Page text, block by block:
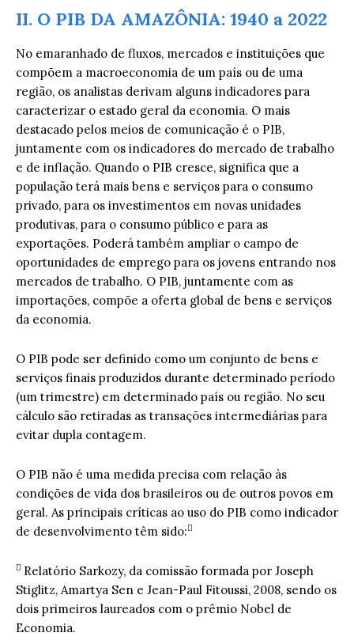
II. O PIB DA AMAZÔNIA: 1940 a 2022
No emaranhado de fluxos, mercados e instituições que
compõem a macroeconomia de um país ou de uma
região, os analistas derivam alguns indicadores para
caracterizar o estado geral da economia. O mais
destacado pelos meios de comunicação é o PIB,
juntamente com os indicadores do mercado de trabalho
e de inflação. Quando o PIB cresce, significa que a
população terá mais bens e serviços para o consumo
privado, para os investimentos em novas unidades
produtivas, para o consumo público e para as
exportações. Poderá também ampliar o campo de
oportunidades de emprego para os jovens entrando nos
mercados de trabalho. O PIB, juntamente com as
importações, compõe a oferta global de bens e serviços
da economia.
O PIB pode ser definido como um conjunto de bens e
serviços finais produzidos durante determinado período
(um trimestre) em determinado país ou região. No seu
cálculo são retiradas as transações intermediárias para
evitar dupla contagem.
O PIB não é uma medida precisa com relação às
condições de vida dos brasileiros ou de outros povos em
geral. As principais críticas ao uso do PIB como indicador
de desenvolvimento têm sido:
 Relatório Sarkozy, da comissão formada por Joseph
Stiglitz, Amartya Sen e Jean-Paul Fitoussi, 2008, sendo os
dois primeiros laureados com o prêmio Nobel de
Economia.